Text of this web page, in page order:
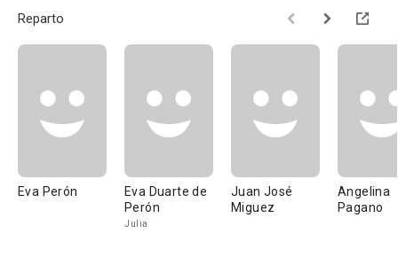
Reparto
Eva Perón
Eva Duarte de
Perón
Julia
Juan José
Miguez
Angelina
Pagano